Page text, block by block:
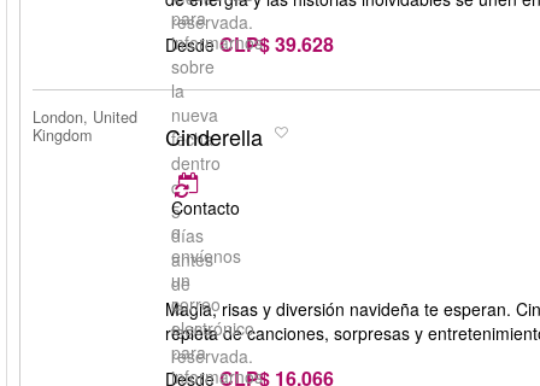
reservada.
para
informarnos
sobre
la
nueva
fecha
dentro
de
5
días
antes
de
la
fecha
reservada.
Desde CLP$ 39.628
London, United
Kingdom
Cinderella
Contacto
o
envíenos
un
correo
electrónico
para
informarnos
Magia, risas y diversión navideña te esperan.
repleta de canciones, sorpresas y
Desde CLP$ 16.066